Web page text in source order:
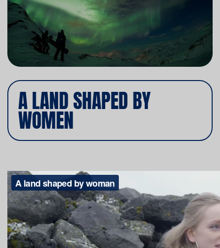
A LAND SHAPED BY
WOMEN